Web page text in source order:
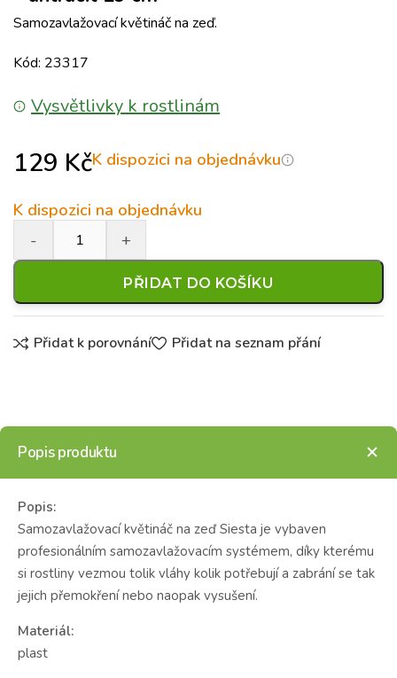
Samozavlažovací květináč na zeď.
Kód: 23317
Vysvětlivky k rostlinám
129 KčK dispozici na objednávku
K dispozici na objednávku
PŘIDAT DO KOŠÍKU
Přidat k porovnání Přidat na seznam přání
Popis produktu
Popis:
Samozavlažovací květináč na zeď Siesta je vybaven
profesionálním samozavlažovacím systémem, díky kterému
si rostliny vezmou tolik vláhy kolik potřebují a zabrání se tak
jejich přemokření nebo naopak vysušení.
Materiál:
plast